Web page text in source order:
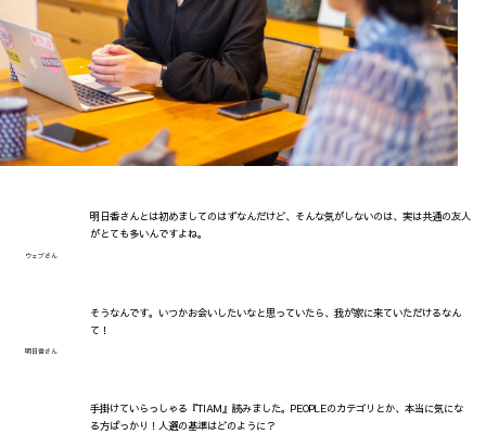
ウェブさん
明日香さんとは初めましてのはずなんだけど、そんな気がしないのは、実は共通の友人
がとても多いんですよね。
明日香さん
そうなんです。いつかお会いしたいなと思っていたら、我が家に来ていただけるなん
て！
手掛けていらっしゃる『TIAM』読みました。PEOPLEのカテゴリとか、本当に気にな
る方ばっかり！人選の基準はどのように？